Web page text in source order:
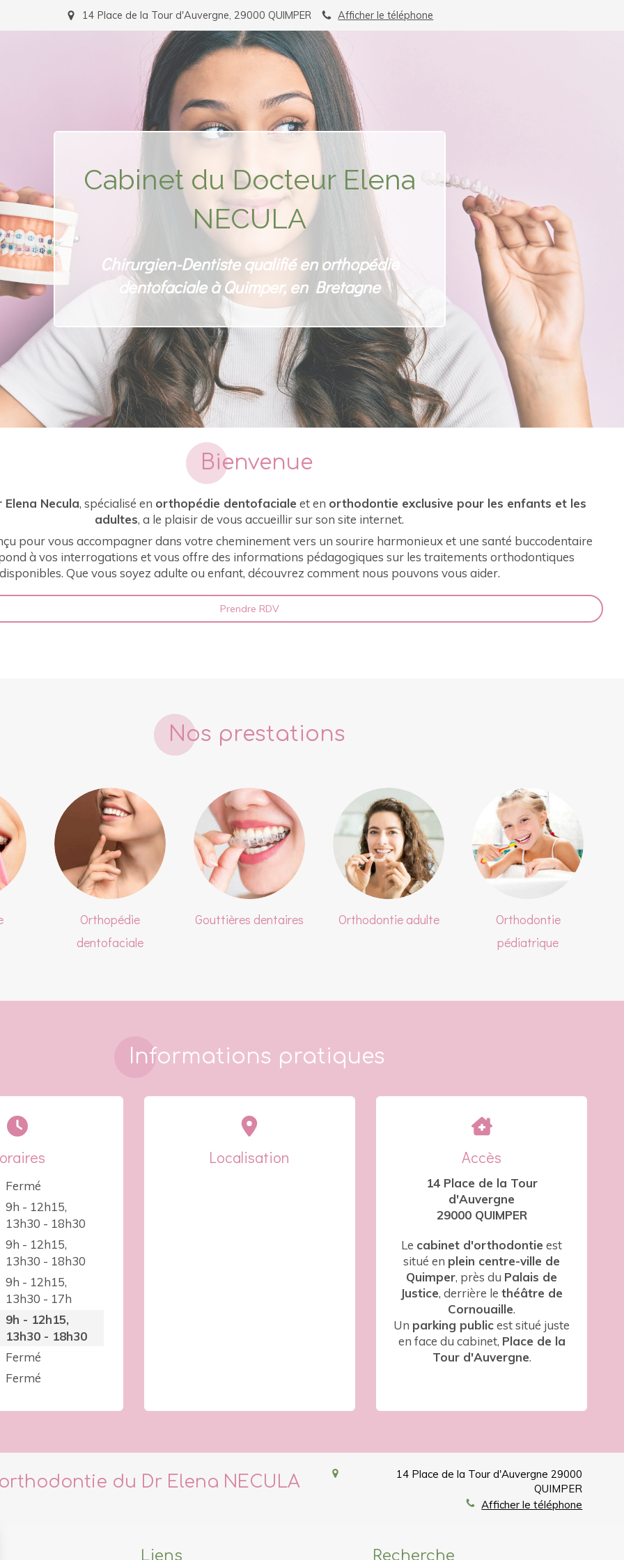
14 Place de la Tour d'Auvergne, 29000 QUIMPER Afficher le téléphone
Cabinet du Docteur Elena
NECULA
Chirurgien-Dentiste qualifié en orthopédie
dentofaciale à Quimper, en Bretagne
Bienvenue
Elena Necula, spécialisé en orthopédie dentofaciale et en orthodontie exclusive pour les enfants et les
adultes, a le plaisir de vous accueillir sur son site internet.
pour vous accompagner dans votre cheminement vers un sourire harmonieux et une santé buccodentaire
à vos interrogations et vous offre des informations pédagogiques sur les traitements orthodontiques
disponibles. Que vous soyez adulte ou enfant, découvrez comment nous pouvons vous aider.
Prendre RDV
Nos prestations
Orthopédie
dentofaciale
Gouttières dentaires Orthodontie adulte
Orthodontie
pédiatrique
Informations pratiques
Fermé
9h - 12h15,
13h30 - 18h30
9h - 12h15,
13h30 - 18h30
9h - 12h15,
13h30 - 17h
9h - 12h15,
13h30 - 18h30
Fermé
Fermé
Localisation Accès
14 Place de la Tour
d'Auvergne
29000 QUIMPER
Le cabinet d'orthodontie est
situé en plein centre-ville de
Quimper, près du Palais de
Justice, derrière lethéâtre de
Cornouaille.
Un parking publicest situé juste
en face du cabinet, Place de la
Tour d'Auvergne.
du Dr Elena NECULA 14 Place de la Tour d'Auvergne 29000
QUIMPER
Afficher le téléphone
Liens Recherche